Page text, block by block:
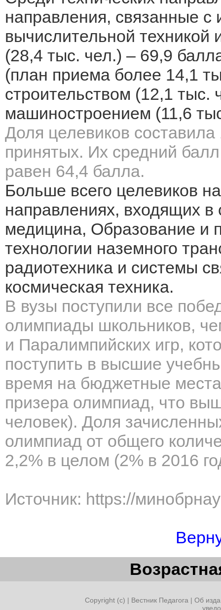
направления, связанные
вычислительной
(28,4 тыс. чел.) – 69,9
(план приема более 14,1
строительством (12,1 тыс.
машиностроением (11,6
Доля целевиков
принятых. Их средний
равен 64,4 балла.
Больше всего целевиков
направлениях, входящих
медицина, Образование и
технологии наземного
радиотехника и системы
космическая техника.
В вузы поступили все
олимпиады школьников,
и Паралимпийских игр,
поступить в высшие
время на бюджетные
призера олимпиад, что
человек). Доля
олимпиад от общего
2,2% в целом (2% в 2016
Источник: https://
Copyright (c) | Вестник Педагога | Об